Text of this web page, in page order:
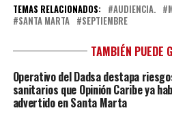
TEMAS RELACIONADOS: AUDIENCIA.
SANTA MARTA
SEPTIEMBRE
TAMBIÉN PUEDE
Operativo del Dadsa destapa
sanitarios que Opinión Caribe ya
advertido en Santa Marta